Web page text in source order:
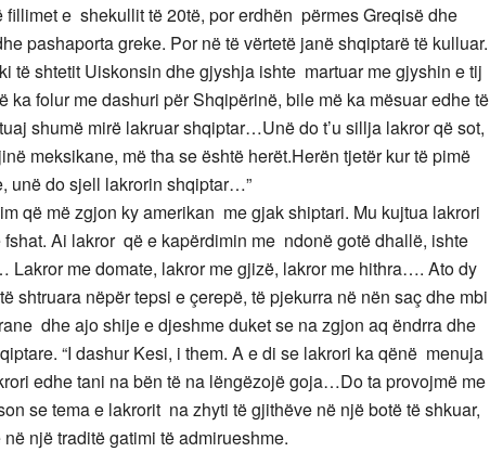
fillimet e shekullit të 20të, por erdhën përmes Greqisë dhe
pashaporta greke. Por në të vërtetë janë shqiptarë të kulluar.
të shtetit Uiskonsin dhe gjyshja ishte martuar me gjyshin e tij
ka folur me dashuri për Shqipërinë, bile më ka mësuar edhe të
shumë mirë lakruar shqiptar…Unë do t’u sillja lakror që sot,
meksikane, më tha se është herët.Herën tjetër kur të pimë
unë do sjell lakrorin shqiptar…”
që më zgjon ky amerikan me gjak shiptari. Mu kujtua lakrori
Ai lakror që e kapërdimin me ndonë gotë dhallë, ishte
me domate, lakror me gjizë, lakror me hithra…. Ato dy
shtruara nëpër tepsi e çerepë, të pjekurra në nën saç dhe mbi
dhe ajo shije e djeshme duket se na zgjon aq ëndrra dhe
“I dashur Kesi, i them. A e di se lakrori ka qënë menuja
edhe tani na bën të na lëngëzojë goja…Do ta provojmë me
se tema e lakrorit na zhyti të gjithëve në një botë të shkuar,
një traditë gatimi të admirueshme.